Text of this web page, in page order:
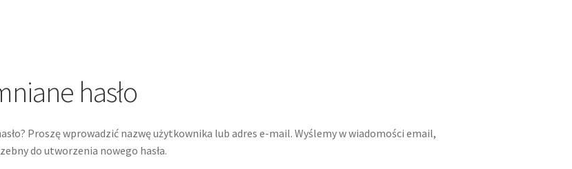
hasło
Proszę wprowadzić nazwę użytkownika lub adres e-mail. Wyślemy w wiadomości email,
do utworzenia nowego hasła.